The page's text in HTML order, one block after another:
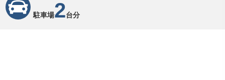
駐車場2台分